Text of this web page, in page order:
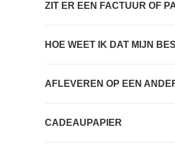
ZIT ER EEN FACTUUR OF
HOE WEET IK DAT MIJN
AFLEVEREN OP EEN
CADEAUPAPIER